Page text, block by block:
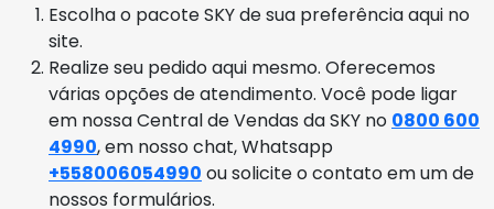
Escolha o pacote SKY de sua preferência aqui no
site.
Realize seu pedido aqui mesmo. Oferecemos
várias opções de atendimento. Você pode ligar
em nossa Central de Vendas da SKY no 0800 600
4990, em nosso chat, Whatsapp
+558006054990 ou solicite o contato em um de
nossos formulários.